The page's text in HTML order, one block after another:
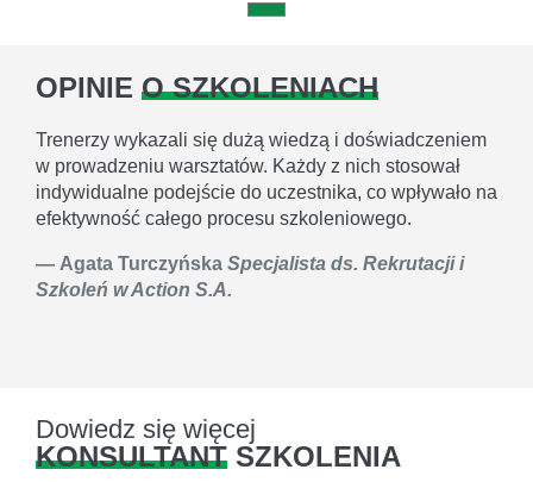
OPINIE O SZKOLENIACH
Trenerzy wykazali się dużą wiedzą i doświadczeniem
w prowadzeniu warsztatów. Każdy z nich stosował
indywidualne podejście do uczestnika, co wpływało na
efektywność całego procesu szkoleniowego.
Agata Turczyńska Specjalista ds. Rekrutacji i
Szkoleń w Action S.A.
Dowiedz się więcej
KONSULTANT SZKOLENIA